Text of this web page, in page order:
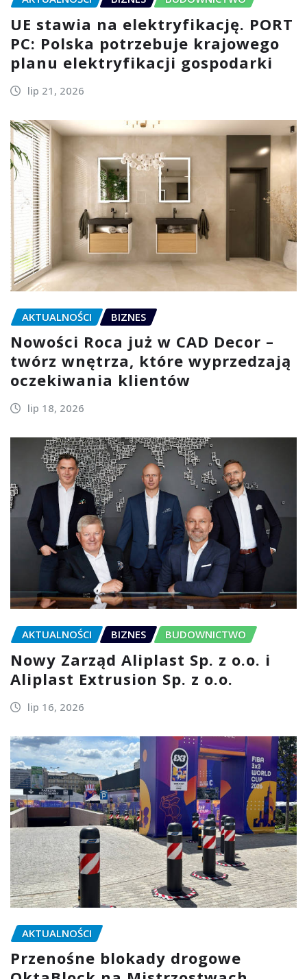
UE stawia na elektryfikację. PORT
PC: Polska potrzebuje krajowego
planu elektryfikacji gospodarki
lip 21, 2026
AKTUALNOŚCI BIZNES
Nowości Roca już w CAD Decor –
twórz wnętrza, które wyprzedzają
oczekiwania klientów
lip 18, 2026
AKTUALNOŚCI BIZNES BUDOWNICTWO
Nowy Zarząd Aliplast Sp. z o.o. i
Aliplast Extrusion Sp. z o.o.
lip 16, 2026
AKTUALNOŚCI
Przenośne blokady drogowe